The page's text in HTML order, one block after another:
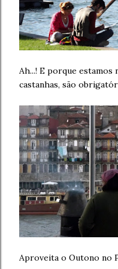
Ah...! E porque estamos
castanhas, são
Aproveita o Outono no